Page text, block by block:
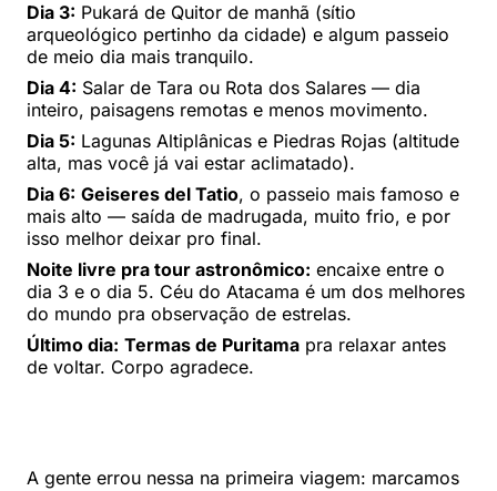
Dia 3: Pukará de Quitor de manhã (sítio
arqueológico pertinho da cidade) e algum passeio
de meio dia mais tranquilo.
Dia 4: Salar de Tara ou Rota dos Salares — dia
inteiro, paisagens remotas e menos movimento.
Dia 5: Lagunas Altiplânicas e Piedras Rojas (altitude
alta, mas você já vai estar aclimatado).
Dia 6: Geiseres del Tatio, o passeio mais famoso e
mais alto — saída de madrugada, muito frio, e por
isso melhor deixar pro final.
Noite livre pra tour astronômico: encaixe entre o
dia 3 e o dia 5. Céu do Atacama é um dos melhores
do mundo pra observação de estrelas.
Último dia: Termas de Puritama pra relaxar antes
de voltar. Corpo agradece.
A gente errou nessa na primeira viagem: marcamos